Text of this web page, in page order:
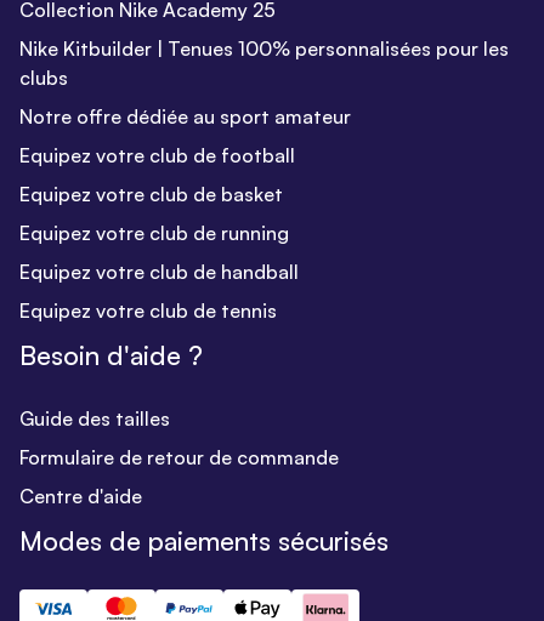
Collection Nike Academy 25
Nike Kitbuilder | Tenues 100% personnalisées pour les
clubs
Notre offre dédiée au sport amateur
Equipez votre club de football
Equipez votre club de basket
Equipez votre club de running
Equipez votre club de handball
Equipez votre club de tennis
Besoin d'aide ?
Guide des tailles
Formulaire de retour de commande
Centre d'aide
Modes de paiements sécurisés